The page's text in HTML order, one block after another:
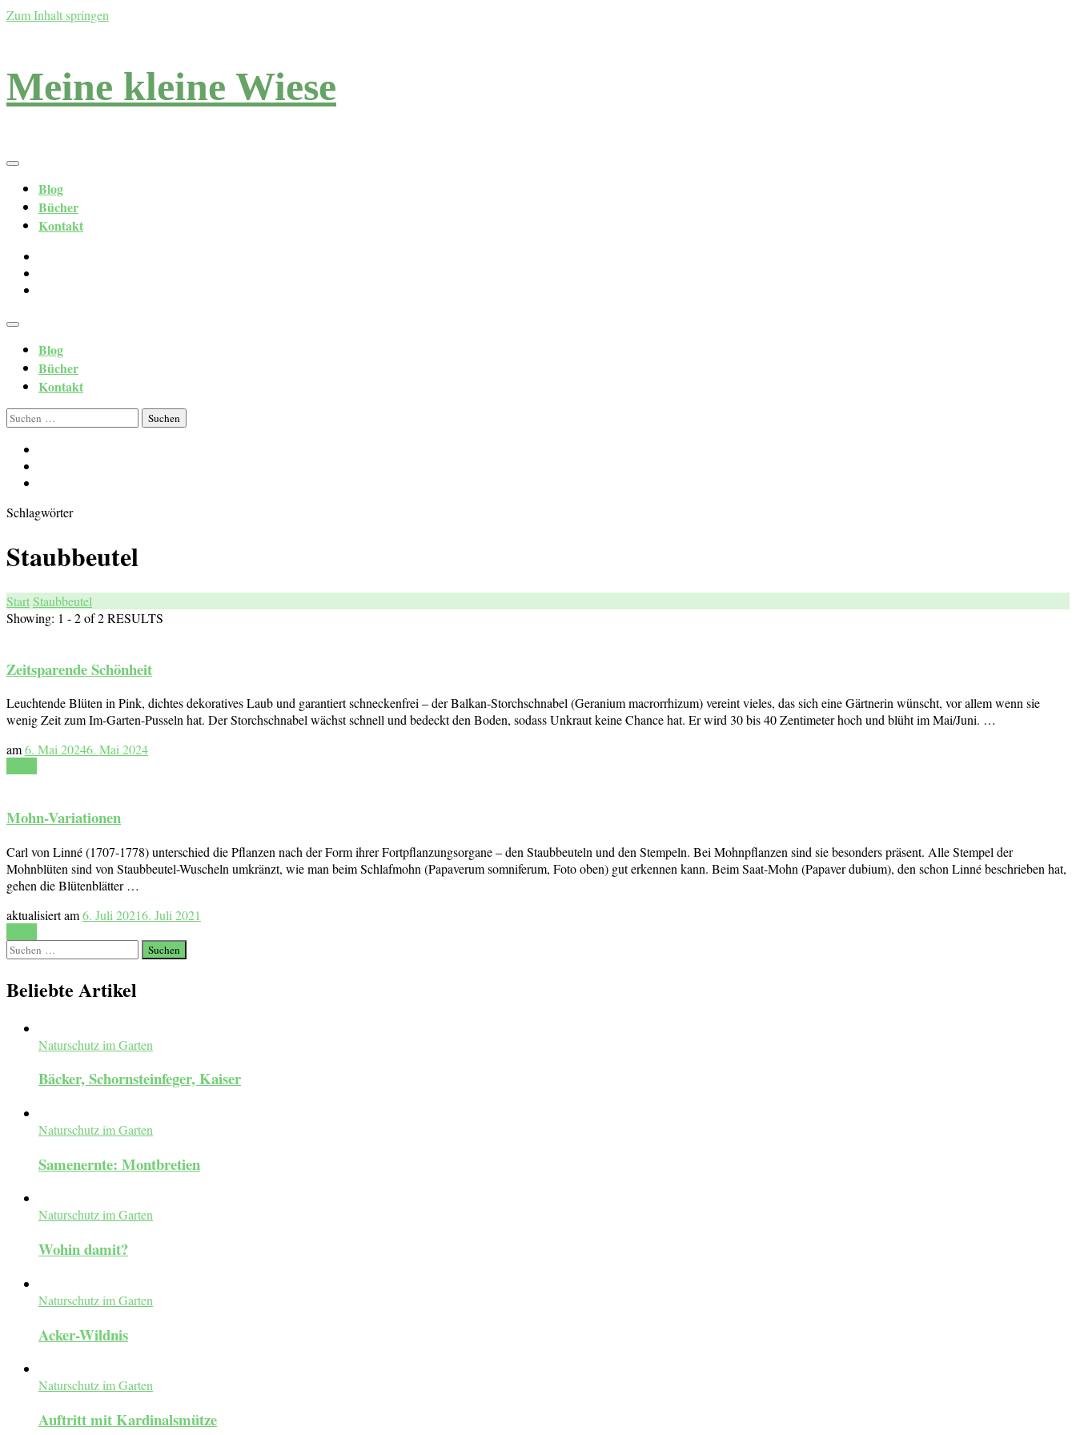
Zum Inhalt springen
Meine kleine Wiese
Blog
Bücher
Kontakt
Blog
Bücher
Kontakt
Suchen
nach:
Schlagwörter
Staubbeutel
Start Staubbeutel
Showing: 1 - 2 of 2 RESULTS
Zeitsparende Schönheit
Leuchtende Blüten in Pink, dichtes dekoratives Laub und garantiert schneckenfrei – der Balkan-Storchschnabel (Geranium macrorrhizum) vereint vieles, das sich eine Gärtnerin wünscht, vor allem wenn sie
wenig Zeit zum Im-Garten-Pusseln hat. Der Storchschnabel wächst schnell und bedeckt den Boden, sodass Unkraut keine Chance hat. Er wird 30 bis 40 Zentimeter hoch und blüht im Mai/Juni. …
am6. Mai 20246. Mai 2024
Mohn-Variationen
Carl von Linné (1707-1778) unterschied die Pflanzen nach der Form ihrer Fortpflanzungsorgane – den Staubbeuteln und den Stempeln. Bei Mohnpflanzen sind sie besonders präsent. Alle Stempel der
Mohnblüten sind von Staubbeutel-Wuscheln umkränzt, wie man beim Schlafmohn (Papaverum somniferum, Foto oben) gut erkennen kann. Beim Saat-Mohn (Papaver dubium), den schon Linné beschrieben hat,
gehen die Blütenblätter …
aktualisiert am6. Juli 20216. Juli 2021
Suchen
nach:
Beliebte Artikel
Naturschutz im Garten
Bäcker, Schornsteinfeger, Kaiser
Naturschutz im Garten
Samenernte: Montbretien
Naturschutz im Garten
Wohin damit?
Naturschutz im Garten
Acker-Wildnis
Naturschutz im Garten
Auftritt mit Kardinalsmütze